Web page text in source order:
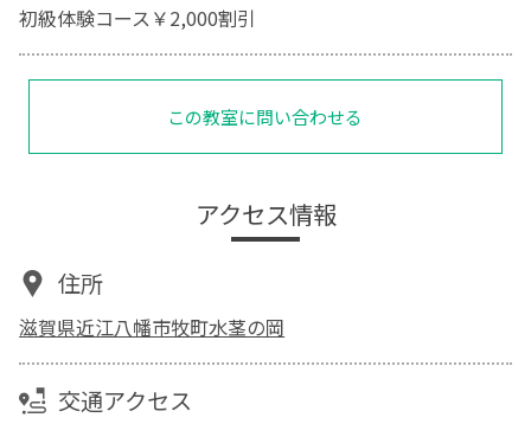
初級体験コース￥2,000割引
この教室に問い合わせる
アクセス情報
住所
滋賀県近江八幡市牧町水茎の岡
交通アクセス